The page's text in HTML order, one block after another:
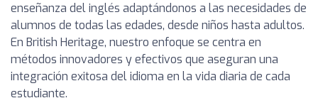
enseñanza del inglés adaptándonos a las necesidades de
alumnos de todas las edades, desde niños hasta adultos.
En British Heritage, nuestro enfoque se centra en
métodos innovadores y efectivos que aseguran una
integración exitosa del idioma en la vida diaria de cada
estudiante.